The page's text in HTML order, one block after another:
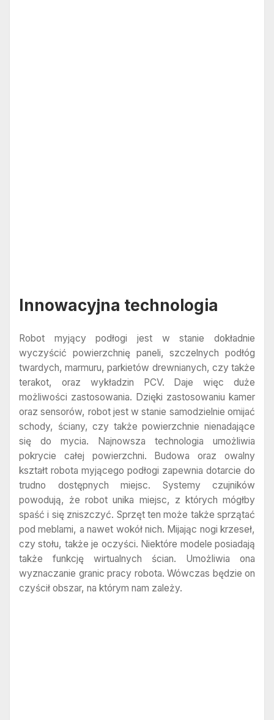
Innowacyjna technologia
Robot myjący podłogi jest w stanie dokładnie
wyczyścić powierzchnię paneli, szczelnych podłóg
twardych, marmuru, parkietów drewnianych, czy także
terakot, oraz wykładzin PCV. Daje więc duże
możliwości zastosowania. Dzięki zastosowaniu kamer
oraz sensorów, robot jest w stanie samodzielnie omijać
schody, ściany, czy także powierzchnie nienadające
się do mycia. Najnowsza technologia umożliwia
pokrycie całej powierzchni. Budowa oraz owalny
kształt robota myjącego podłogi zapewnia dotarcie do
trudno dostępnych miejsc. Systemy czujników
powodują, że robot unika miejsc, z których mógłby
spaść i się zniszczyć. Sprzęt ten może także sprzątać
pod meblami, a nawet wokół nich. Mijając nogi krzeseł,
czy stołu, także je oczyści. Niektóre modele posiadają
także funkcję wirtualnych ścian. Umożliwia ona
wyznaczanie granic pracy robota. Wówczas będzie on
czyścił obszar, na którym nam zależy.